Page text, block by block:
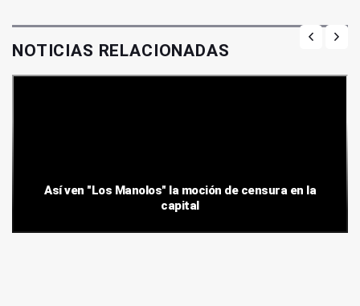
NOTICIAS RELACIONADAS
Así ven "Los Manolos" la moción de censura en la
capital